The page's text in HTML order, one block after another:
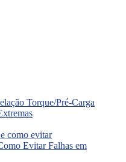
Torque/Pré-Carga
como evitar
Evitar Falhas em